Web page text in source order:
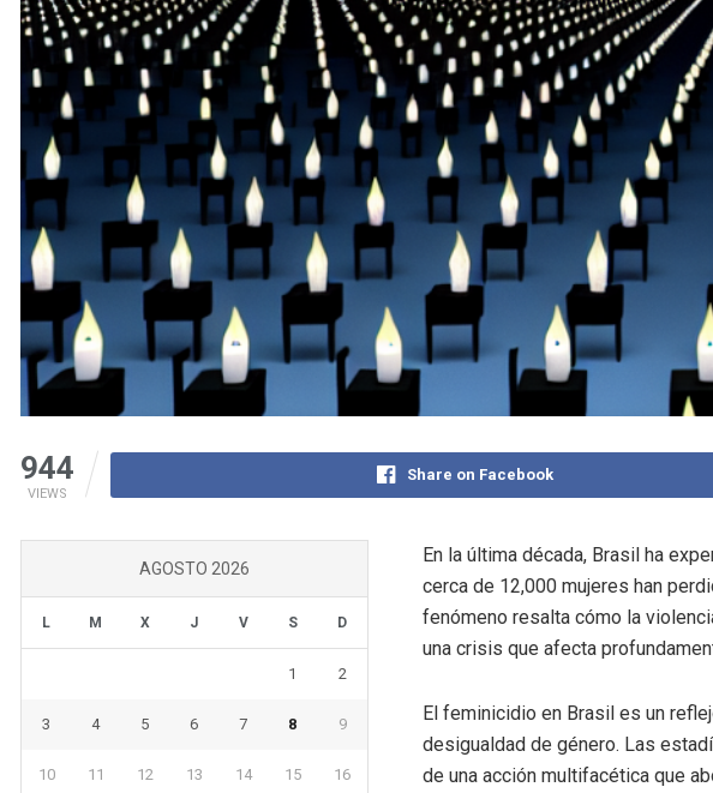
944
VIEWS
Share on Facebook
En la última década, Brasil ha
cerca de 12,000 mujeres han
fenómeno resalta cómo la
una crisis que afecta
El feminicidio en Brasil es un
desigualdad de género. Las
de una acción multifacética que
AGOSTO 2026
L M X J V S D
1 2
3 4 5 6 7 8 9
10 11 12 13 14 15 16